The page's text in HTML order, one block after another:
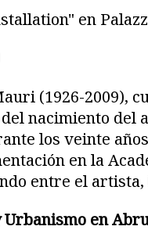
en
(1926-2009),
nacimiento del
los veinte
en la
entre el artista,
en